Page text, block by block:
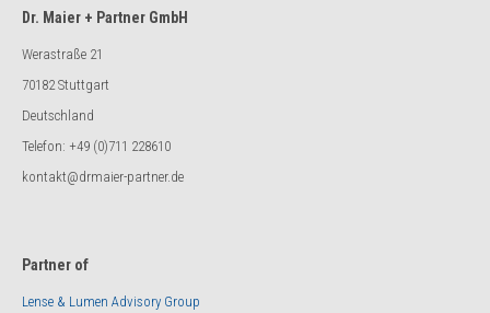
Dr. Maier + Partner GmbH
Werastraße 21
70182 Stuttgart
Deutschland
Telefon: +49 (0)711 228610
kontakt@drmaier-partner.de
Partner of
Lense & Lumen Advisory Group